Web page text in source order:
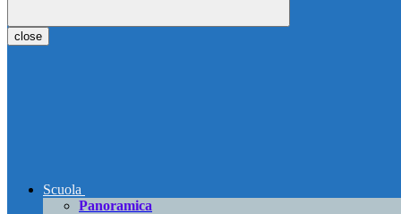
close
Scuola
Panoramica